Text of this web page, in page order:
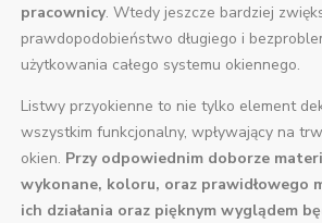
pracownicy. Wtedy jeszcze bardziej
prawdopodobieństwo długiego i
użytkowania całego systemu okiennego.
Listwy przyokienne to nie tylko element
wszystkim funkcjonalny, wpływający na
okien. Przy odpowiednim doborze
wykonane, koloru, oraz prawidłowego
ich działania oraz pięknym wyglądem